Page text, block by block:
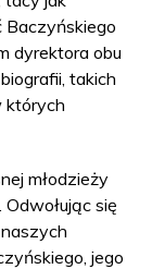
dyrektora obu
takich
których
młodzieży
Odwołując się
jego